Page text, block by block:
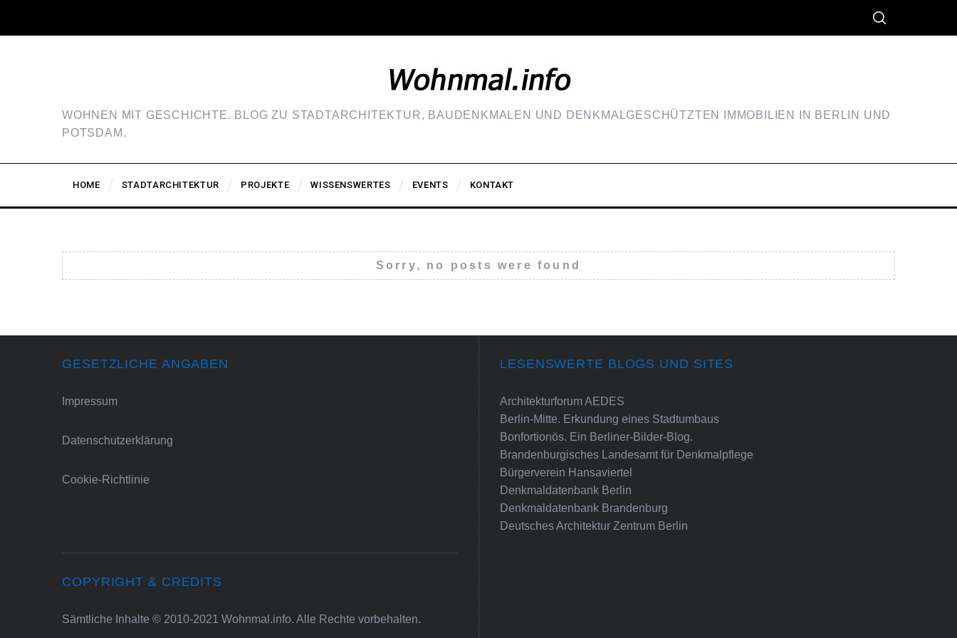
WOHNEN MIT GESCHICHTE. BLOG ZU STADTARCHITEKTUR, BAUDENKMALEN UND DENKMALGESCHÜTZTEN IMMOBILIEN IN BERLIN UND
POTSDAM.
HOME STADTARCHITEKTUR PROJEKTE WISSENSWERTES EVENTS KONTAKT
Sorry, no posts were found
GESETZLICHE ANGABEN
Impressum
Datenschutzerklärung
Cookie-Richtlinie
COPYRIGHT & CREDITS
Sämtliche Inhalte © 2010-2021 Wohnmal.info. Alle Rechte vorbehalten.
LESENSWERTE BLOGS UND SITES
Architekturforum AEDES
Berlin-Mitte. Erkundung eines Stadtumbaus
Bonfortionös. Ein Berliner-Bilder-Blog.
Brandenburgisches Landesamt für Denkmalpflege
Bürgerverein Hansaviertel
Denkmaldatenbank Berlin
Denkmaldatenbank Brandenburg
Deutsches Architektur Zentrum Berlin